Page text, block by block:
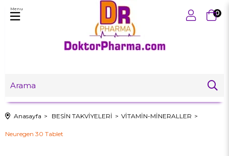
0
Menu
Anasayfa BESİN TAKVİYELERİ VİTAMİN-MİNERALLER
Neuregen 30 Tablet